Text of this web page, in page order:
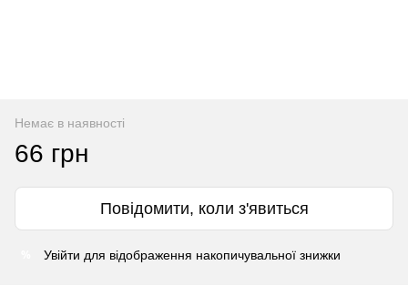
Немає в наявності
66 грн
Повідомити, коли з'явиться
Увійти для відображення накопичувальної знижки